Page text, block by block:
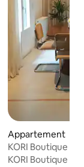
beoordeling van
Appartement
KORI Boutique
KORI Boutique